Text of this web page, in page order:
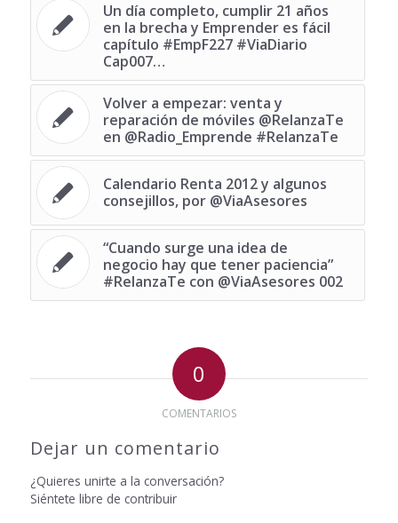
Un día completo, cumplir 21 años
en la brecha y Emprender es fácil
capítulo #EmpF227 #ViaDiario
Cap007…
Volver a empezar: venta y
reparación de móviles @RelanzaTe
en @Radio_Emprende #RelanzaTe
Calendario Renta 2012 y algunos
consejillos, por @ViaAsesores
“Cuando surge una idea de
negocio hay que tener paciencia”
#RelanzaTe con @ViaAsesores 002
0
COMENTARIOS
Dejar un comentario
¿Quieres unirte a la conversación?
Siéntete libre de contribuir